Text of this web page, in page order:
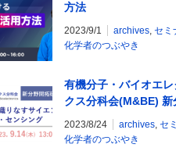
方法
2023/9/1 archives, セミ
化学者のつぶやき
有機分子・バイオエレ
クス分科会(M&BE) 新
研究会2023 「電子と
織りなすサイエンス：
2023/8/24 archives, セ
化学者のつぶやき